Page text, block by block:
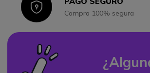
IconCompra 100% segura